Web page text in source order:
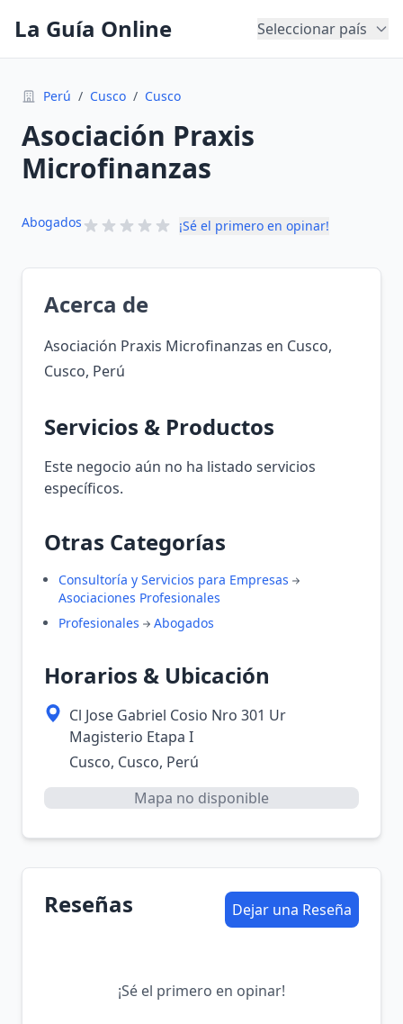
La Guía Online Seleccionar país
Perú / Cusco / Cusco
Asociación Praxis
Microfinanzas
Abogados ¡Sé el primero en opinar!
Acerca de
Asociación Praxis Microfinanzas en Cusco,
Cusco, Perú
Servicios & Productos
Este negocio aún no ha listado servicios
específicos.
Otras Categorías
Consultoría y Servicios para Empresas
Asociaciones Profesionales
Profesionales
Abogados
Horarios & Ubicación
Cl Jose Gabriel Cosio Nro 301 Ur
Magisterio Etapa I
Cusco, Cusco, Perú
Mapa no disponible
Reseñas Dejar una Reseña
¡Sé el primero en opinar!